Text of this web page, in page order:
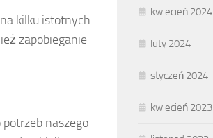
kilku istotnych
zapobieganie
naszego
kwiecień 2024
luty 2024
styczeń 2024
kwiecień 2023